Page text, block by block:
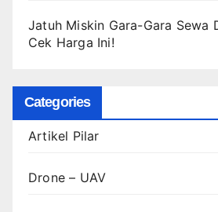
Jatuh Miskin Gara-Gara Sewa
Cek Harga Ini!
Categories
Artikel Pilar
Drone – UAV